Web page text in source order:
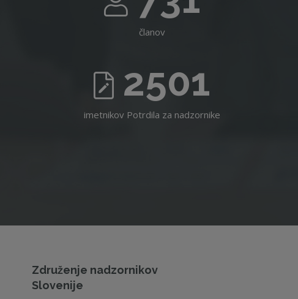
članov
2501
imetnikov Potrdila za nadzornike
Združenje nadzornikov
Slovenije